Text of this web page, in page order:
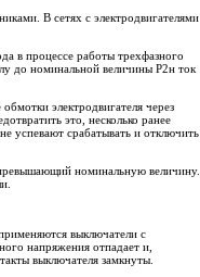
В сетях с электродвигателями
в процессе работы трехфазного
до номинальной величины Р2н ток
электродвигателя через
это, несколько ранее
успевают срабатывать и отключить
номинальную величину.
выключатели с
напряжения отпадает и,
выключателя замкнуты.